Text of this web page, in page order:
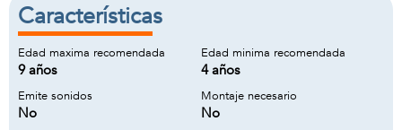
Características
Edad maxima recomendada
9 años
Edad minima recomendada
4 años
Emite sonidos
No
Montaje necesario
No